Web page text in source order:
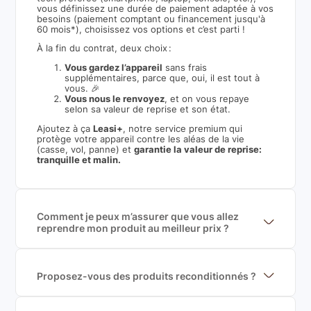
vous définissez une durée de paiement adaptée à vos
besoins (paiement comptant ou financement jusqu'à
60 mois*), choisissez vos options et c’est parti !
À la fin du contrat, deux choix :
Vous gardez l’appareil sans frais
supplémentaires, parce que, oui, il est tout à
vous. 🎉
Vous nous le renvoyez, et on vous repaye
selon sa valeur de reprise et son état.
Ajoutez à ça Leasi+, notre service premium qui
protège votre appareil contre les aléas de la vie
(casse, vol, panne) etgarantie la valeur de reprise:
tranquille et malin.
Comment je peux m’assurer que vous allez
reprendre mon produit au meilleur prix ?
garantir le meilleur prix de rachat. De plus, nous
sommes rémunéré à la commission sur la valeur de
Proposez-vous des produits reconditionnés ?